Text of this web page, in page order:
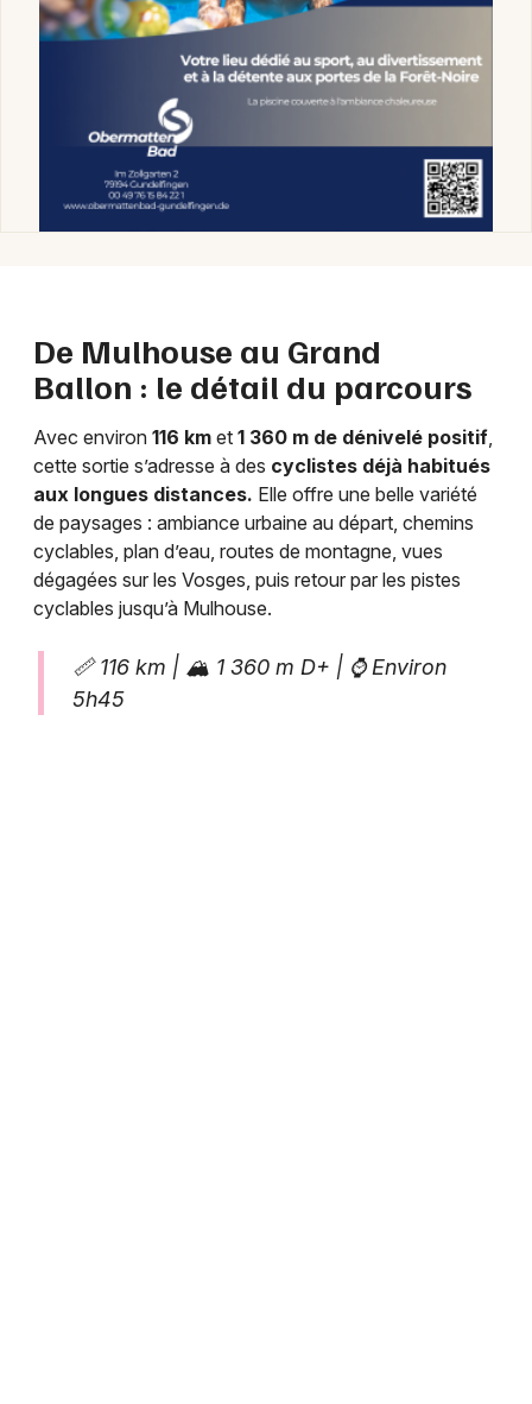
Actus à Mulhouse
Magazine à Mulhouse
Actus tourisme & loisirs
Restaurants
68 - Haut-Rhin
Choisir mes départements
Mon email
Je m'abonne
De Mulhouse au Grand
Ballon : le détail du parcours
Avec environ 116 km et 1 360 m de dénivelé positif
cette sortie s’adresse à des cyclistes déjà habitués
aux longues distances. Elle offre une belle variété
de paysages : ambiance urbaine au départ, chemins
cyclables, plan d’eau, routes de montagne, vues
dégagées sur les Vosges, puis retour par les pistes
cyclables jusqu’à Mulhouse.
📏 116 km | 🏔️ 1 360 m D+ | ⌚ Environ
5h45